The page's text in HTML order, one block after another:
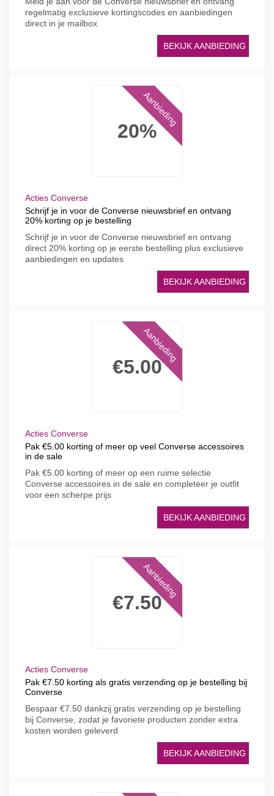
regelmatig exclusieve kortingscodes en aanbiedingen
direct in je mailbox
BEKIJK AANBIEDING
20%
Aanbieding
Acties Converse
Schrijf je in voor de Converse nieuwsbrief en ontvang
20% korting op je bestelling
Schrijf je in voor de Converse nieuwsbrief en ontvang
direct 20% korting op je eerste bestelling plus exclusieve
aanbiedingen en updates
BEKIJK AANBIEDING
€5.00
Aanbieding
Acties Converse
Pak €5.00 korting of meer op veel Converse accessoires
in de sale
Pak €5.00 korting of meer op een ruime selectie
Converse accessoires in de sale en completeer je outfit
voor een scherpe prijs
BEKIJK AANBIEDING
€7.50
Aanbieding
Acties Converse
Pak €7.50 korting als gratis verzending op je bestelling bij
Converse
Bespaar €7.50 dankzij gratis verzending op je bestelling
bij Converse, zodat je favoriete producten zonder extra
kosten worden geleverd
BEKIJK AANBIEDING